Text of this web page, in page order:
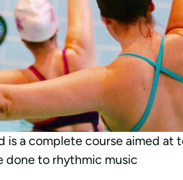
a complete course aimed at
done to rhythmic music